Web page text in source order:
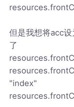
但是我想将acc
了
"index"